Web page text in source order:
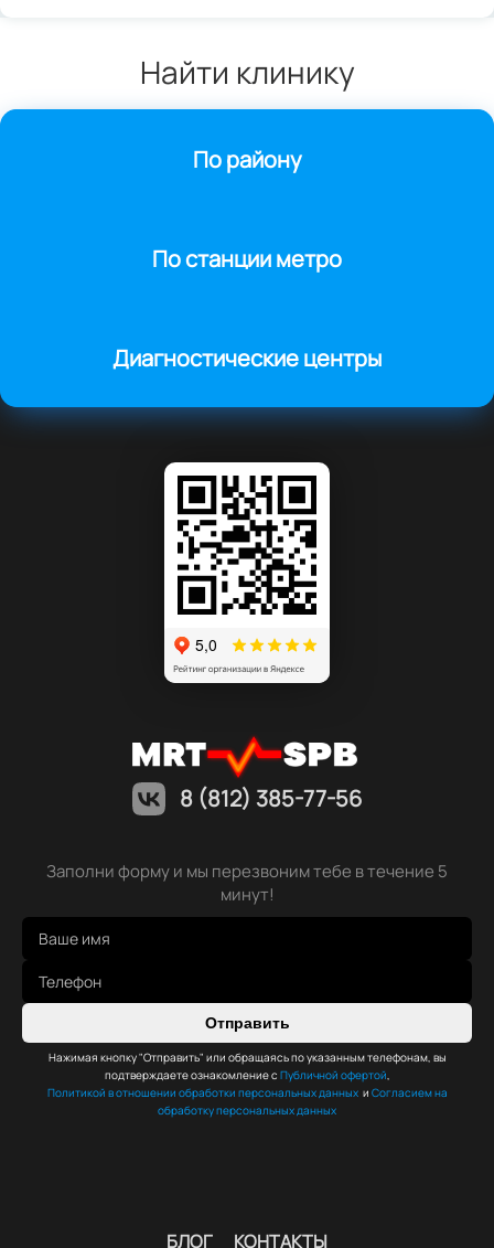
Найти клинику
По району
По станции метро
Диагностические центры
8 (812) 385-77-56
Заполни форму и мы перезвоним тебе в течение 5
минут!
Отправить
Нажимая кнопку "Отправить" или обращаясь по указанным телефонам, вы
подтверждаете ознакомление с Публичной офертой
Политикой в отношении обработки персональных данных и Согласием на
обработку персональных данных
БЛОГ КОНТАКТЫ